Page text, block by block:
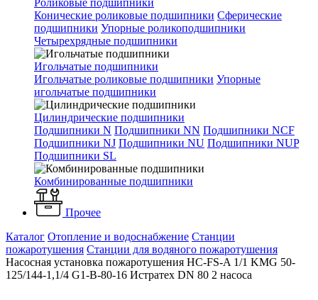
Роликовые подшипники
Конические роликовые подшипники Сферические
подшипники Упорные роликоподшипники
Четырехрядные подшипники
Игольчатые подшипники
Игольчатые роликовые подшипники Упорные
игольчатые подшипники
Цилиндрические подшипники
Подшипники N Подшипники NN Подшипники NCF
Подшипники NJ Подшипники NU Подшипники NUP
Подшипники SL
Комбинированные подшипники
Прочее
Каталог Отопление и водоснабжение Станции
пожаротушения Станции для водяного пожаротушения
Насосная установка пожаротушения HC-FS-A 1/1 KMG 50-
125/144-1,1/4 G1-B-80-16 Истратех DN 80 2 насоса